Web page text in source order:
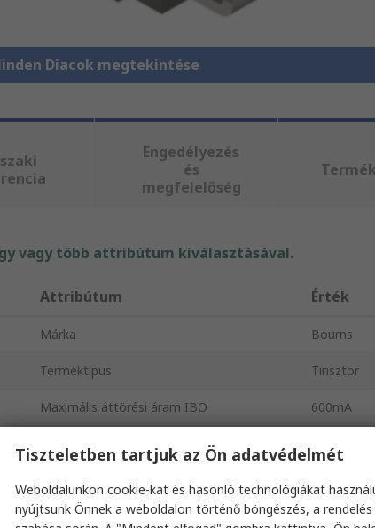
Diacok megtekintése
Engedélyezés
és
megfelelőség
vagy több attribútum kiválasztásával.
Attribútum Érték
Márka Bourns
Terméktípus Tirisztor
Maximális áttörési áram IBO 600mA
Maximális áttörési feszültség VBO
Ismétlődő nyitó irányú csúcsáram 2A
Tiszteletben tartjuk az Ön adatvédelmét
Weboldalunkon cookie-kat és hasonló technológiákat
nyújtsunk Önnek a weboldalon történő böngészés, a